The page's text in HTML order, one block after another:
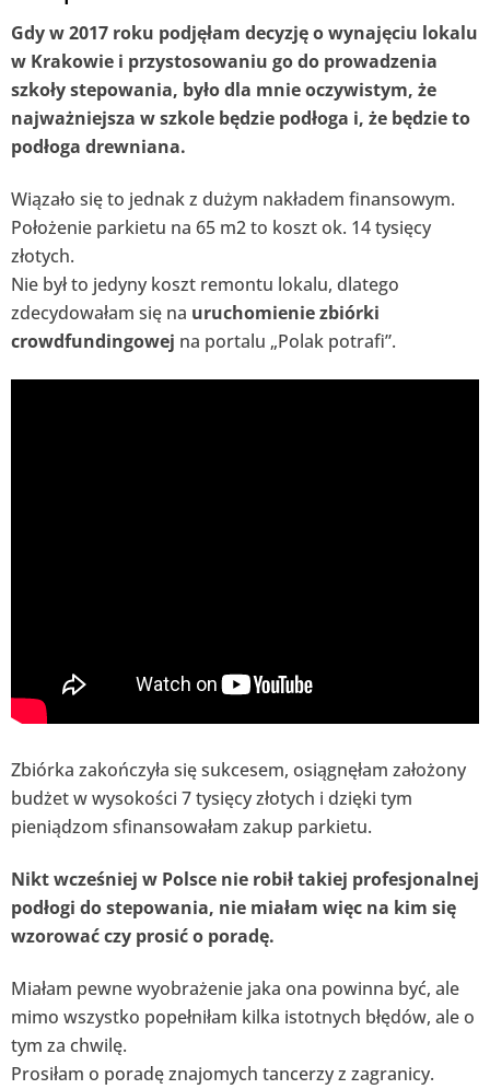
Gdy w 2017 roku podjęłam decyzję o wynajęciu lokalu
w Krakowie i przystosowaniu go do prowadzenia
szkoły stepowania, było dla mnie oczywistym, że
najważniejsza w szkole będzie podłoga i, że będzie to
podłoga drewniana.
Wiązało się to jednak z dużym nakładem finansowym.
Położenie parkietu na 65 m2 to koszt ok. 14 tysięcy
złotych.
Nie był to jedyny koszt remontu lokalu, dlatego
zdecydowałam się na uruchomienie zbiórki
crowdfundingowej na portalu „Polak potrafi”.
Zbiórka zakończyła się sukcesem, osiągnęłam założony
budżet w wysokości 7 tysięcy złotych i dzięki tym
pieniądzom sfinansowałam zakup parkietu.
Nikt wcześniej w Polsce nie robił takiej profesjonalnej
podłogi do stepowania, nie miałam więc na kim się
wzorować czy prosić o poradę.
Miałam pewne wyobrażenie jaka ona powinna być, ale
mimo wszystko popełniłam kilka istotnych błędów, ale o
tym za chwilę.
Prosiłam o poradę znajomych tancerzy z zagranicy.